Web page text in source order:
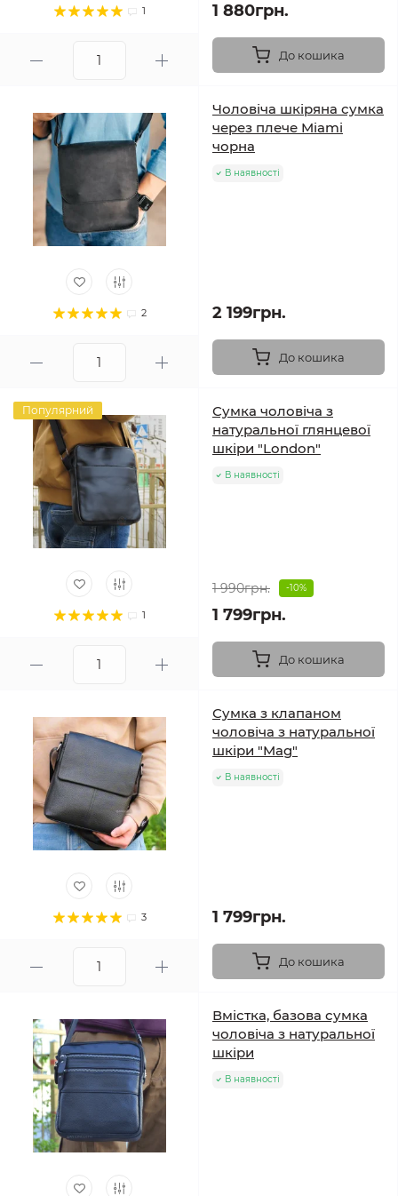
1 1 880грн.
До кошика
2
Чоловіча шкіряна сумка
через плече Miami
чорна
В наявності
2 199грн.
До кошика
Популярний
1
Сумка чоловіча з
натуральної глянцевої
шкіри "London"
В наявності
1 990грн. -10%
1 799грн.
До кошика
3
Сумка з клапаном
чоловіча з натуральної
шкіри "Mag"
В наявності
1 799грн.
До кошика
Вмістка, базова сумка
чоловіча з натуральної
шкіри
В наявності